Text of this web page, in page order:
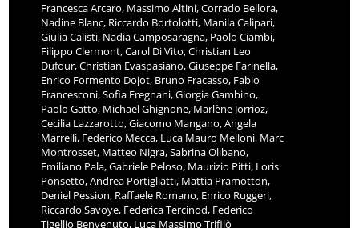
Francesca Arcaro, Massimo Altini, Corrado Bellora,
Nadine Blanc, Riccardo Bortolotti, Manila Calipari,
Giulia Calisti, Nadia Camposaragna, Paolo Ciambi,
Filippo Clermont, Carol Di Vito, Christian Leo
Dufour, Christian Evaspasiano, Giuseppe Farinella,
Enrico Formento Dojot, Bruno Fracasso, Fabio
Francesconi, Sofia Fregnani, Giorgia Gambino,
Paolo Gatto, Michael Ghignone, Marlène Jorrioz,
Cecilia Lazzarotto, Giacomo Mangano, Angela
Marrelli, Federico Mecca, Luca Mauro Melloni, Marc
Montrosset, Matteo Nigra, Sabrina Olibano,
Emiliano Pala, Gabriele Peloso, Maurizio Pitti, Loris
Ponsetto, Andrea Portigliatti, Mattia Pramotton,
Deniel Pession, Raffaele Romano, Enrico Ruggeri,
Riccardo Savoye, Federica Tercinod, Federico
Tigellio Benvenuto, Luca Massimo Trifilò